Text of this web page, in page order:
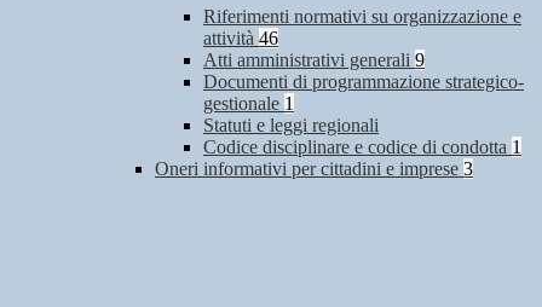
Riferimenti normativi su organizzazione e
attività 46
Atti amministrativi generali 9
Documenti di programmazione strategico-
gestionale 1
Statuti e leggi regionali
Codice disciplinare e codice di condotta 1
Oneri informativi per cittadini e imprese 3